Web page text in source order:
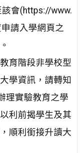
會(https://www.
請入學網頁之
育階段非學校型
學資訊，請轉知
理實驗教育之學
利前揭學生及其
順利銜接升讀大